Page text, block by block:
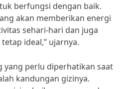
berfungsi dengan baik.
akan memberikan energi
sehari-hari dan juga
ideal,” ujarnya.
yang perlu diperhatikan saat
kandungan gizinya.